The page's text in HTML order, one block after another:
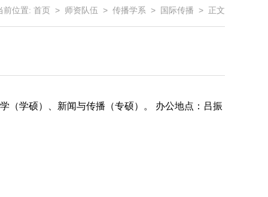
前位置: 首页 > 师资队伍 > 传播学系 > 国际传播 > 正文
（学硕）、新闻与传播（专硕）。 办公地点：吕振